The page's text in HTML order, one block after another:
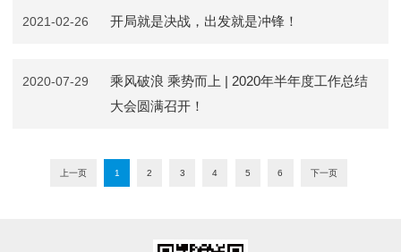
2021-02-26 开局就是决战，出发就是冲锋！
2020-07-29
乘风破浪 乘势而上 | 2020年半年度工作总结
大会圆满召开！
上一页 1 2 3 4 5 6 下一页